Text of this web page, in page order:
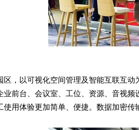
区，以可视化空间管理及智能互联互
业前台、会议室、工位、资源、音视
使用体验更加简单、便捷。数据加密